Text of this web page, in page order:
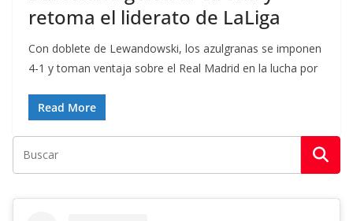
retoma el liderato de LaLiga
Con doblete de Lewandowski, los azulgranas se imponen
4-1 y toman ventaja sobre el Real Madrid en la lucha por
Read More